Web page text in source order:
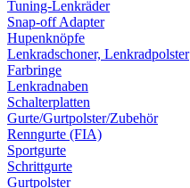
Tuning-Lenkräder
Snap-off Adapter
Hupenknöpfe
Lenkradschoner, Lenkradpolster
Farbringe
Lenkradnaben
Schalterplatten
Gurte/Gurtpolster/Zubehör
Renngurte (FIA)
Sportgurte
Schrittgurte
Gurtpolster